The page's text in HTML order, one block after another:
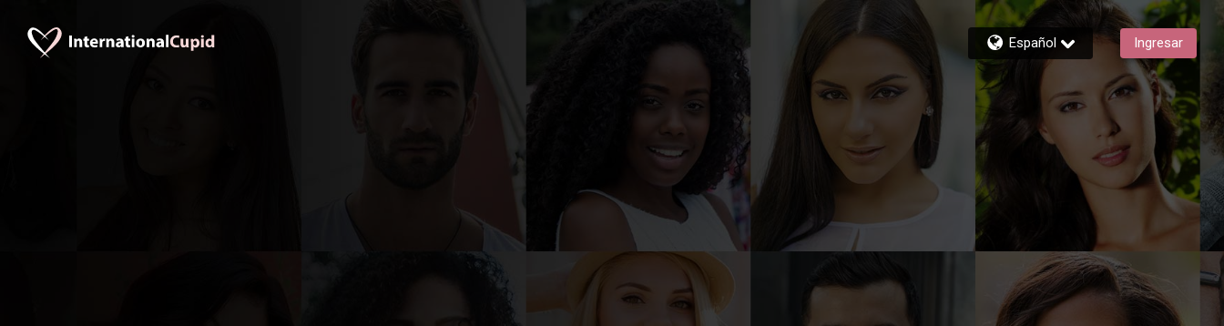
Español Ingresar